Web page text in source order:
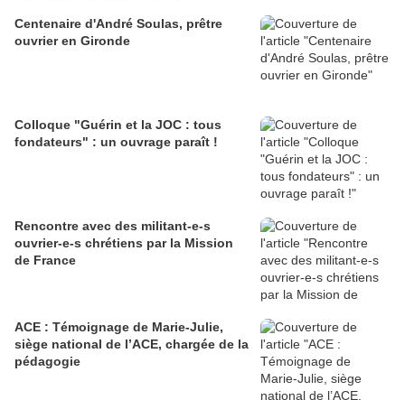
Centenaire d'André Soulas, prêtre
ouvrier en Gironde
Colloque "Guérin et la JOC : tous
fondateurs" : un ouvrage paraît !
Rencontre avec des militant-e-s
ouvrier-e-s chrétiens par la Mission
de France
ACE : Témoignage de Marie-Julie,
siège national de l’ACE, chargée de la
pédagogie